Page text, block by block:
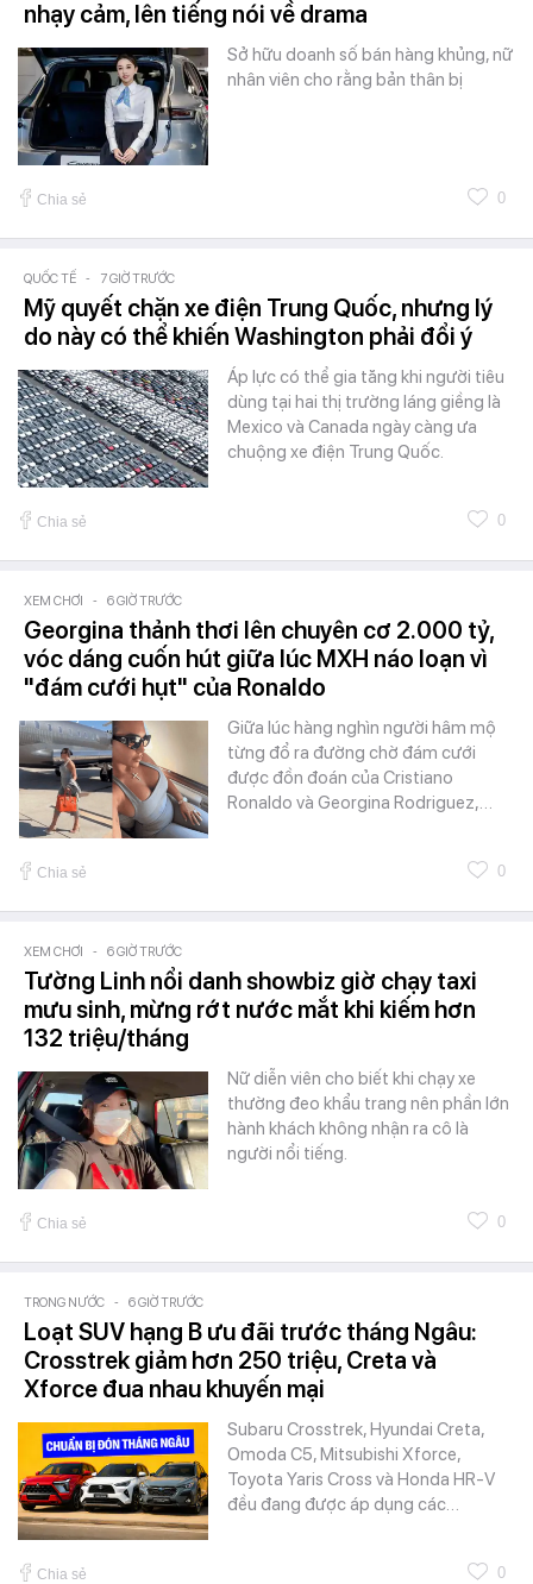
nhạy cảm, lên tiếng nói về drama
Sở hữu doanh số bán hàng khủng, nữ
nhân viên cho rằng bản thân bị
Chia sẻ 0
QUỐC TẾ - 7 GIỜ TRƯỚC
Mỹ quyết chặn xe điện Trung Quốc, nhưng lý
do này có thể khiến Washington phải đổi ý
Áp lực có thể gia tăng khi người tiêu
dùng tại hai thị trường láng giềng là
Mexico và Canada ngày càng ưa
chuộng xe điện Trung Quốc.
Chia sẻ 0
XEM CHƠI - 6 GIỜ TRƯỚC
Georgina thảnh thơi lên chuyên cơ 2.000 tỷ,
vóc dáng cuốn hút giữa lúc MXH náo loạn vì
"đám cưới hụt" của Ronaldo
Giữa lúc hàng nghìn người hâm mộ
từng đổ ra đường chờ đám cưới
được đồn đoán của Cristiano
Ronaldo và Georgina Rodriguez,…
Chia sẻ 0
XEM CHƠI - 6 GIỜ TRƯỚC
Tường Linh nổi danh showbiz giờ chạy taxi
mưu sinh, mừng rớt nước mắt khi kiếm hơn
132 triệu/tháng
Nữ diễn viên cho biết khi chạy xe
thường đeo khẩu trang nên phần lớn
hành khách không nhận ra cô là
người nổi tiếng.
Chia sẻ 0
TRONG NƯỚC - 6 GIỜ TRƯỚC
Loạt SUV hạng B ưu đãi trước tháng Ngâu:
Crosstrek giảm hơn 250 triệu, Creta và
Xforce đua nhau khuyến mại
Subaru Crosstrek, Hyundai Creta,
Omoda C5, Mitsubishi Xforce,
Toyota Yaris Cross và Honda HR-V
đều đang được áp dụng các…
Chia sẻ 0